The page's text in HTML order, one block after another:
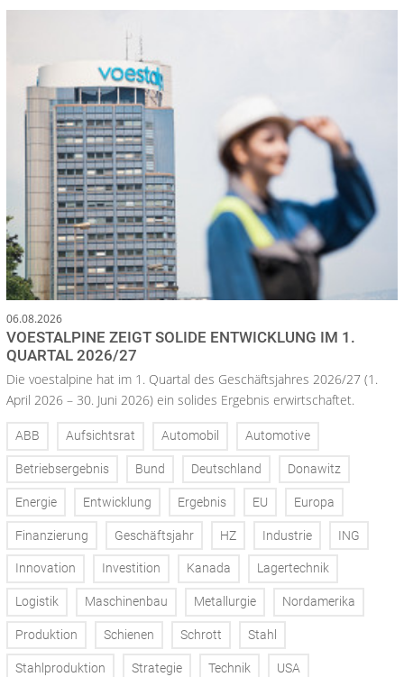
06.08.2026
VOESTALPINE ZEIGT SOLIDE ENTWICKLUNG IM 1.
QUARTAL 2026/27
Die voestalpine hat im 1. Quartal des Geschäftsjahres 2026/27 (1.
April 2026 – 30. Juni 2026) ein solides Ergebnis erwirtschaftet.
ABB Aufsichtsrat Automobil Automotive
Betriebsergebnis Bund Deutschland Donawitz
Energie Entwicklung Ergebnis EU Europa
Finanzierung Geschäftsjahr HZ Industrie ING
Innovation Investition Kanada Lagertechnik
Logistik Maschinenbau Metallurgie Nordamerika
Produktion Schienen Schrott Stahl
Stahlproduktion Strategie Technik USA